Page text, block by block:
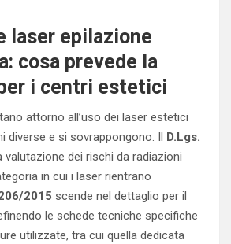
laser epilazione
cosa prevede la
i centri estetici
attorno all’uso dei laser estetici
diverse e si sovrappongono. Il D.Lgs.
valutazione dei rischi da radiazioni
in cui i laser rientrano
2015 scende nel dettaglio per il
le schede tecniche specifiche
utilizzate, tra cui quella dedicata